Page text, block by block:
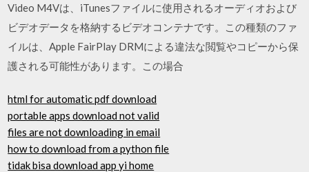
Video M4Vは、iTunesファイルに使用されるオーディオおよび
ビデオデータを格納するビデオコンテナです。この種類のファ
イルは、Apple FairPlay DRMによる違法な閲覧やコピーから保
護される可能性があります。この場合
html for automatic pdf download
portable apps download not valid
files are not downloading in email
how to download from a python file
tidak bisa download app yi home